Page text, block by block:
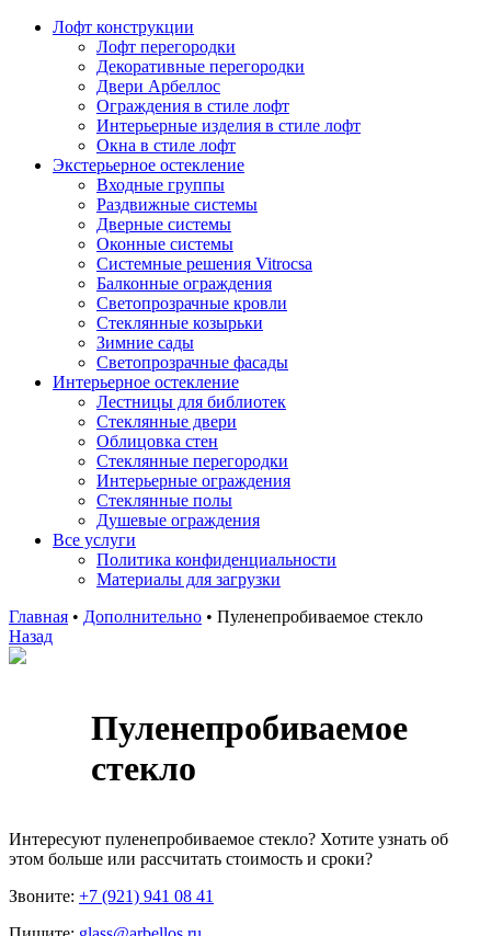
Лофт конструкции
Лофт перегородки
Декоративные перегородки
Двери Арбеллос
Ограждения в стиле лофт
Интерьерные изделия в стиле лофт
Окна в стиле лофт
Экстерьерное остекление
Входные группы
Раздвижные системы
Дверные системы
Оконные системы
Системные решения Vitrocsa
Балконные ограждения
Светопрозрачные кровли
Стеклянные козырьки
Зимние сады
Светопрозрачные фасады
Интерьерное остекление
Лестницы для библиотек
Стеклянные двери
Облицовка стен
Стеклянные перегородки
Интерьерные ограждения
Стеклянные полы
Душевые ограждения
Все услуги
Политика конфиденциальности
Материалы для загрузки
Главная • Дополнительно • Пуленепробиваемое стекло
Назад
Пуленепробиваемое
стекло
Интересуют пуленепробиваемое стекло? Хотите узнать об
этом больше или рассчитать стоимость и сроки?
Звоните: +7 (921) 941 08 41